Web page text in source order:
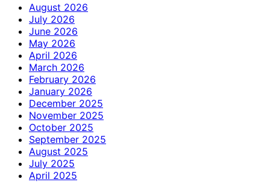
August 2026
July 2026
June 2026
May 2026
April 2026
March 2026
February 2026
January 2026
December 2025
November 2025
October 2025
September 2025
August 2025
July 2025
April 2025